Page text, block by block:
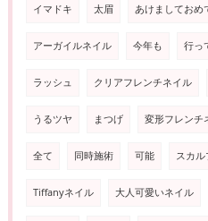
イマドキ 太眉 あけましておめ
アーガイルネイル 今年も 行っ
ラッシュ クリアフレンチネイル
うるツヤ まつげ 変形フレンチ
全て 同時施術 可能 スカ
Tiffanyネイル 大人可愛いネイル